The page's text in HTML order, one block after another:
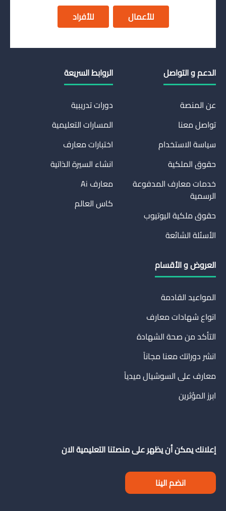
للأعمال للأفراد
الدعم و التواصل
عن المنصة
تواصل معنا
سياسة الاستخدام
حقوق الملكية
خدمات معارف المدفوعة
الرسمية
حقوق ملكية اليوتيوب
الأسئلة الشائعة
الروابط السريعة
دورات تدريبية
المسارات التعليمية
اختبارات معارف
انشاء السيرة الذاتية
معارف Ai
كاس العالم
العروض و الأقسام
المواعيد القادمة
انواع شهادات معارف
التأكد من صحة الشهادة
انشر دوراتك معنا مجاناً
معارف على السوشيال ميدياً
ابرز المؤثرين
إعلانك يمكن أن يظهر على منصتنا التعليمية الان
انضم الينا